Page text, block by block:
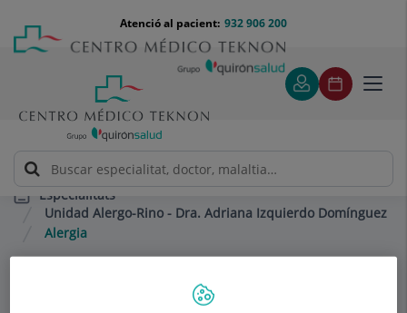
contingut
Menú
teléfono
cabecera
932 906 200
Atenció al pacient:
Especialitats
Unidad Alergo-Rino - Dra. Adriana Izquierdo Domínguez
Alergia